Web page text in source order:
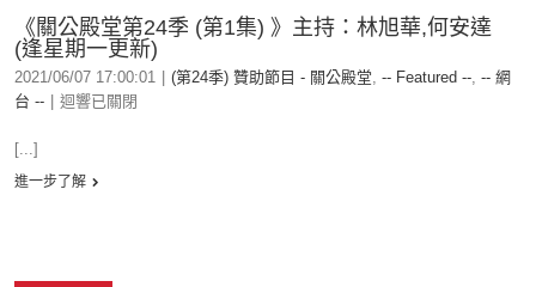
《關公殿堂第24季 (第1集) 》主持：林旭華,何安達
(逢星期一更新)
2021/06/07 17:00:01 (第24季) 贊助節目 - 關公殿堂, -- Featured --, -- 網
台 --
迴響已關閉
[...]
進一步了解